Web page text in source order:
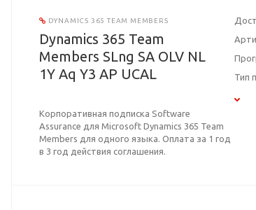
DYNAMICS 365 TEAM MEMBERS
Dynamics 365 Team
Members SLng SA OLV NL
1Y Aq Y3 AP UCAL
Корпоративная подписка Software
Assurance для Microsoft Dynamics 365 Team
Members для одного языка. Оплата за 1 год
в 3 год действия соглашения.
Тип